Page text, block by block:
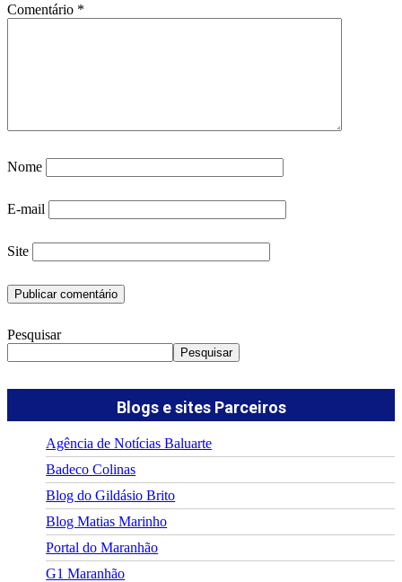
Comentário *
Nome
E-mail
Site
Pesquisar
Pesquisar
Blogs e sites Parceiros
Agência de Notícias Baluarte
Badeco Colinas
Blog do Gildásio Brito
Blog Matias Marinho
Portal do Maranhão
G1 Maranhão